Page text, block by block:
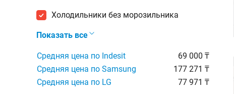
холодильники без морозильника
Показать все
Средняя цена по Indesit
69 000 ₸
Средняя цена по Samsung
177 271 ₸
Средняя цена по LG
77 971 ₸